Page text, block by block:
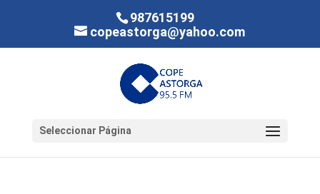
987615199
copeastorga@yahoo.com
Seleccionar Página